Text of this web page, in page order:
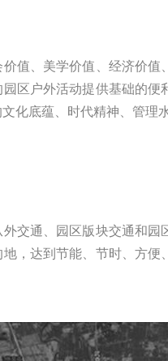
值、美学价值、经济价
区户外活动提供基础的
化底蕴、时代精神、管理
交通、园区版块交通和
，达到节能、节时、方